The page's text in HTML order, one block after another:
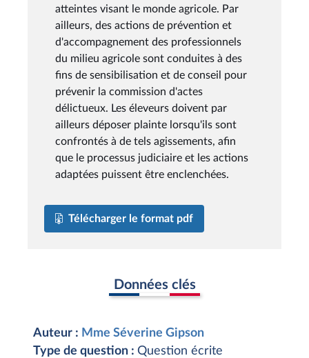
atteintes visant le monde agricole. Par
ailleurs, des actions de prévention et
d'accompagnement des professionnels
du milieu agricole sont conduites à des
fins de sensibilisation et de conseil pour
prévenir la commission d'actes
délictueux. Les éleveurs doivent par
ailleurs déposer plainte lorsqu'ils sont
confrontés à de tels agissements, afin
que le processus judiciaire et les actions
adaptées puissent être enclenchées.
Télécharger le format pdf
Données clés
Auteur : Mme Séverine Gipson
Type de question : Question écrite